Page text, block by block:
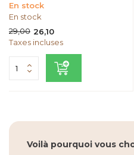
En stock
En stock
29,00 26,10
Taxes incluses
Voilà pourquoi vous